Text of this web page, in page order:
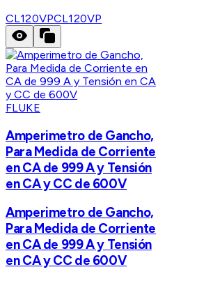
CL120VPCL120VP
FLUKE
Amperimetro de Gancho,
Para Medida de Corriente
en CA de 999 A y Tensión
en CA y CC de 600V
Amperimetro de Gancho,
Para Medida de Corriente
en CA de 999 A y Tensión
en CA y CC de 600V